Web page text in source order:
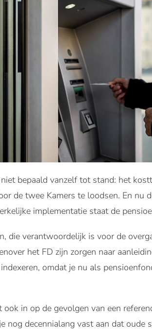
bepaald vanzelf tot stand: het
de twee Kamers te loodsen. En nu
implementatie staat de
die verantwoordelijk is voor de
het FD zijn zorgen naar
omdat je nu als
ook in op de gevolgen van een
nog decennialang vast aan dat